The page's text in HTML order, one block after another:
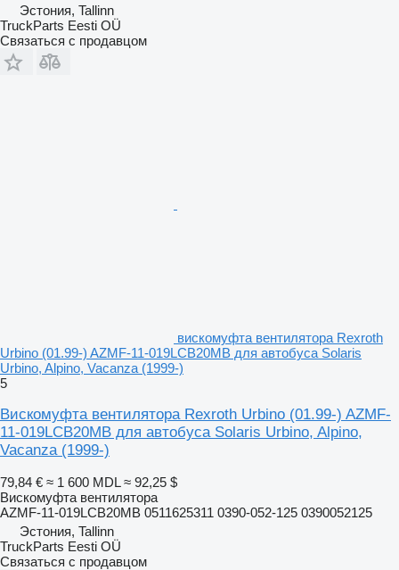
Эстония, Tallinn
TruckParts Eesti OÜ
Связаться с продавцом
вискомуфта вентилятора Rexroth
Urbino (01.99-) AZMF-11-019LCB20MB для автобуса Solaris
Urbino, Alpino, Vacanza (1999-)
5
Вискомуфта вентилятора Rexroth Urbino (01.99-) AZMF-
11-019LCB20MB для автобуса Solaris Urbino, Alpino,
Vacanza (1999-)
79,84 € ≈ 1 600 MDL ≈ 92,25 $
Вискомуфта вентилятора
AZMF-11-019LCB20MB 0511625311 0390-052-125 0390052125
Эстония, Tallinn
TruckParts Eesti OÜ
Связаться с продавцом